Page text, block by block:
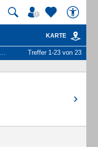
KARTE
Treffer 1-23 von 23